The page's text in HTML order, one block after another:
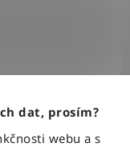
dat, prosím?
webu a s